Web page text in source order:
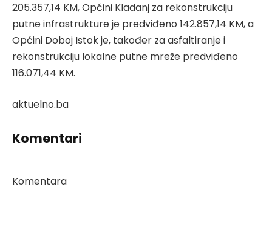
205.357,14 KM, Općini Kladanj za rekonstrukciju
putne infrastrukture je predviđeno 142.857,14 KM, a
Općini Doboj Istok je, također za asfaltiranje i
rekonstrukciju lokalne putne mreže predviđeno
116.071,44 KM.
aktuelno.ba
Komentari
Komentara